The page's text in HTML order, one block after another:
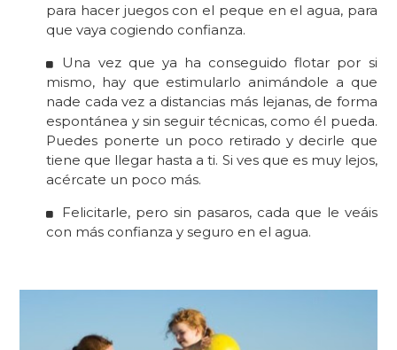
para hacer juegos con el peque en el agua,para
que vaya cogiendo confianza.
Una vez que ya ha conseguido flotar por si
mismo, hay que estimularlo animándole a que
nade cada vez a distancias más lejanas, de forma
espontánea y sin seguir técnicas, como él pueda.
Puedes ponerte un poco retirado y decirle que
tiene que llegar hasta a ti. Si ves que es muy lejos,
acércate un poco más.
Felicitarle, pero sin pasaros, cada que le veáis
con más confianza y seguro en el agua.